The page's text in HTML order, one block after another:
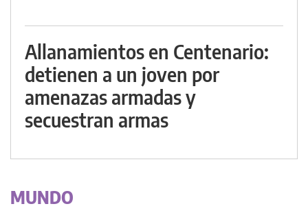
Allanamientos en Centenario:
detienen a un joven por
amenazas armadas y
secuestran armas
MUNDO